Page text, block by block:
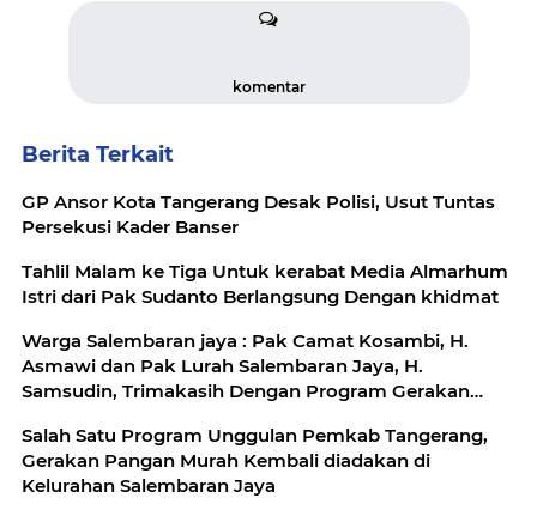
komentar
Berita Terkait
GP Ansor Kota Tangerang Desak Polisi, Usut Tuntas
Persekusi Kader Banser
Tahlil Malam ke Tiga Untuk kerabat Media Almarhum
Istri dari Pak Sudanto Berlangsung Dengan khidmat
Warga Salembaran jaya : Pak Camat Kosambi, H.
Asmawi dan Pak Lurah Salembaran Jaya, H.
Samsudin, Trimakasih Dengan Program Gerakan
Terbantukan
Salah Satu Program Unggulan Pemkab Tangerang,
Gerakan Pangan Murah Kembali diadakan di
Kelurahan Salembaran Jaya